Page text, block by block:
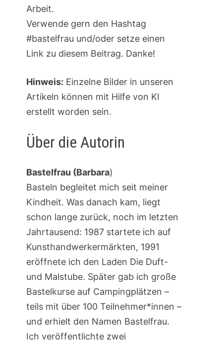
Arbeit.
Verwende gern den Hashtag
#bastelfrau und/oder setze einen
Link zu diesem Beitrag. Danke!
Hinweis: Einzelne Bilder in unseren
Artikeln können mit Hilfe von KI
erstellt worden sein.
Über die Autorin
Bastelfrau (Barbara)
Basteln begleitet mich seit meiner
Kindheit. Was danach kam, liegt
schon lange zurück, noch im letzten
Jahrtausend: 1987 startete ich auf
Kunsthandwerkermärkten, 1991
eröffnete ich den Laden Die Duft-
und Malstube. Später gab ich große
Bastelkurse auf Campingplätzen –
teils mit über 100 Teilnehmer*innen –
und erhielt den Namen Bastelfrau.
Ich veröffentlichte zwei